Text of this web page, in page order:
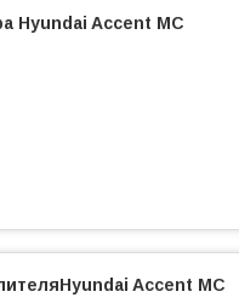
Hyundai Accent МС
Accent МС